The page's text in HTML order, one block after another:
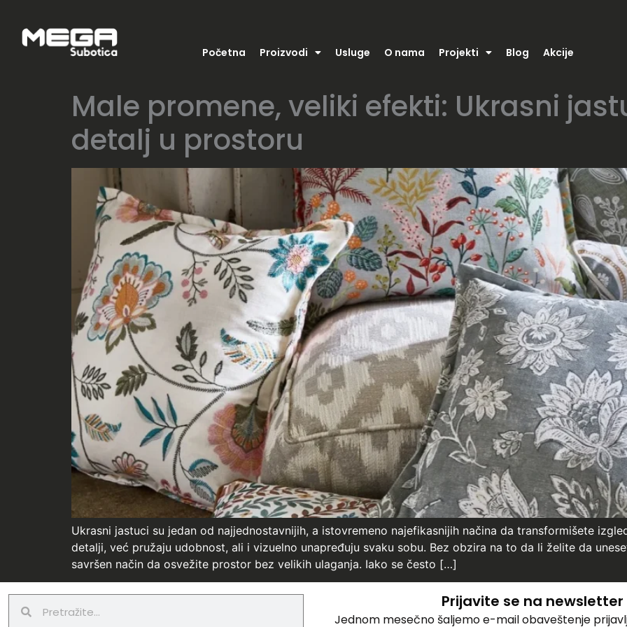
Početna Proizvodi Usluge O nama Projekti Blog Akcije
Male promene, veliki efekti: Ukrasni
detalj u prostoru
Ukrasni jastuci su jedan od najjednostavnijih, a istovremeno najefikasnijih načina da transformišete
detalji, već pružaju udobnost, ali i vizuelno unapređuju svaku sobu. Bez obzira na to da li želite da
savršen način da osvežite prostor bez velikih ulaganja. Iako se često […]
Prijavite se na newsletter
Jednom mesečno šaljemo e-mail obaveštenje